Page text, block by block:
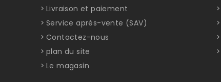
Livraison et paiement
Service après-vente (SAV)
Contactez-nous
plan du site
Le magasin